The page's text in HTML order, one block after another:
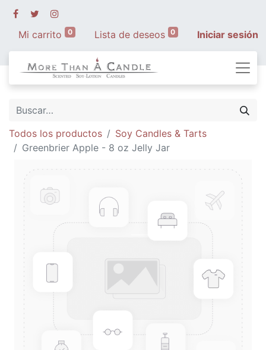
Mi carrito 0 Lista de deseos 0 Iniciar sesión
Todos los productos
Soy Candles & Tarts
Greenbrier Apple - 8 oz Jelly Jar